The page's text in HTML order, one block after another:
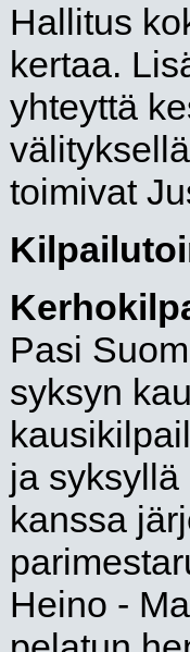
Hallitus
kertaa.
yhteyttä
toimivat
Pasi
syksyn
ja
kanssa
Heino -